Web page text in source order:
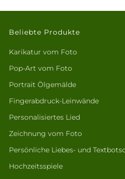
Beliebte Produkte
Karikatur vom Foto
Pop-Art vom Foto
Portrait Ölgemälde
Fingerabdruck-Leinwände
Personalisiertes Lied
Zeichnung vom Foto
Persönliche Liebes- und
Hochzeitsspiele